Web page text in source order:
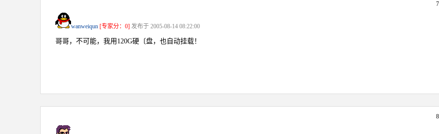
wanweiqun [专家分：0] 发布于 2005-08-14 08:22:00
哥哥，不可能，我用120G硬〔盘，也自动挂载！